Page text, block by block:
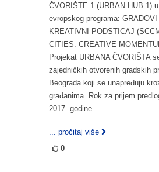
ČVORIŠTE 1 (URBAN HUB 1)
evropskog programa:
KREATIVNI PODSTICAJ
CITIES: CREATIVE
Projekat URBANA ČVORIŠTA
zajedničkih otvorenih gradskih
Beograda koji se unapređuju
građanima. Rok za prijem
2017. godine.
... pročitaj više
0